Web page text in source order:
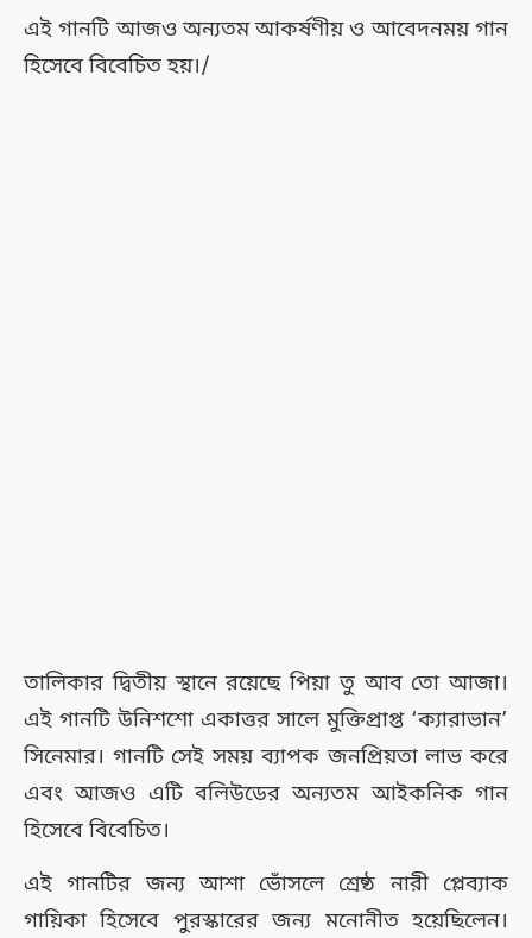
এই গানটি আজও অন্যতম আকর্ষণীয় ও আবেদনময় গান
হিসেবে বিবেচিত হয়।/
তালিকার দ্বিতীয় স্থানে রয়েছে পিয়া তু আব তো আজা।
এই গানটি উনিশশো একাত্তর সালে মুক্তিপ্রাপ্ত ‘ক্যারাভান’
সিনেমার। গানটি সেই সময় ব্যাপক জনপ্রিয়তা লাভ করে
এবং আজও এটি বলিউডের অন্যতম আইকনিক গান
হিসেবে বিবেচিত।
এই গানটির জন্য আশা ভোঁসলে শ্রেষ্ঠ নারী প্লেব্যাক
গায়িকা হিসেবে পুরস্কারের জন্য মনোনীত হয়েছিলেন।